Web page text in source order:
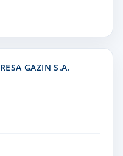
GAZIN S.A.